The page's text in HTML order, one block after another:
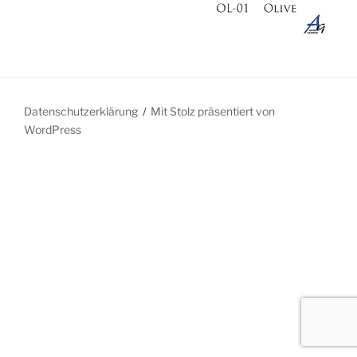
Datenschutzerklärung
Mit Stolz präsentiert von
WordPress